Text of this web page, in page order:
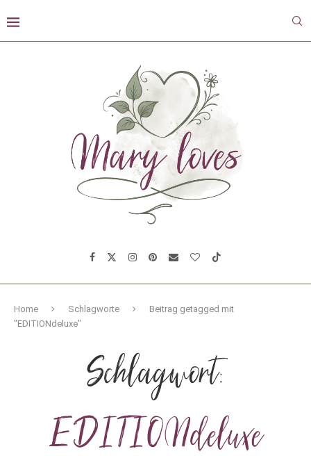
Home Schlagworte
Beitrag getagged mit
"EDITIONdeluxe"
Schlagwort:
EDITIONdeluxe